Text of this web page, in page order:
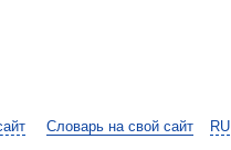
RU
Словарь на свой сайт